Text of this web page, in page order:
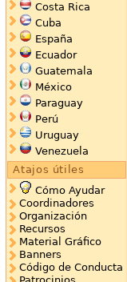
Costa Rica
Cuba
España
Ecuador
Guatemala
México
Paraguay
Perú
Uruguay
Venezuela
Atajos útiles
Cómo Ayudar
Coordinadores
Organización
Recursos
Material Gráfico
Banners
Código de Conducta